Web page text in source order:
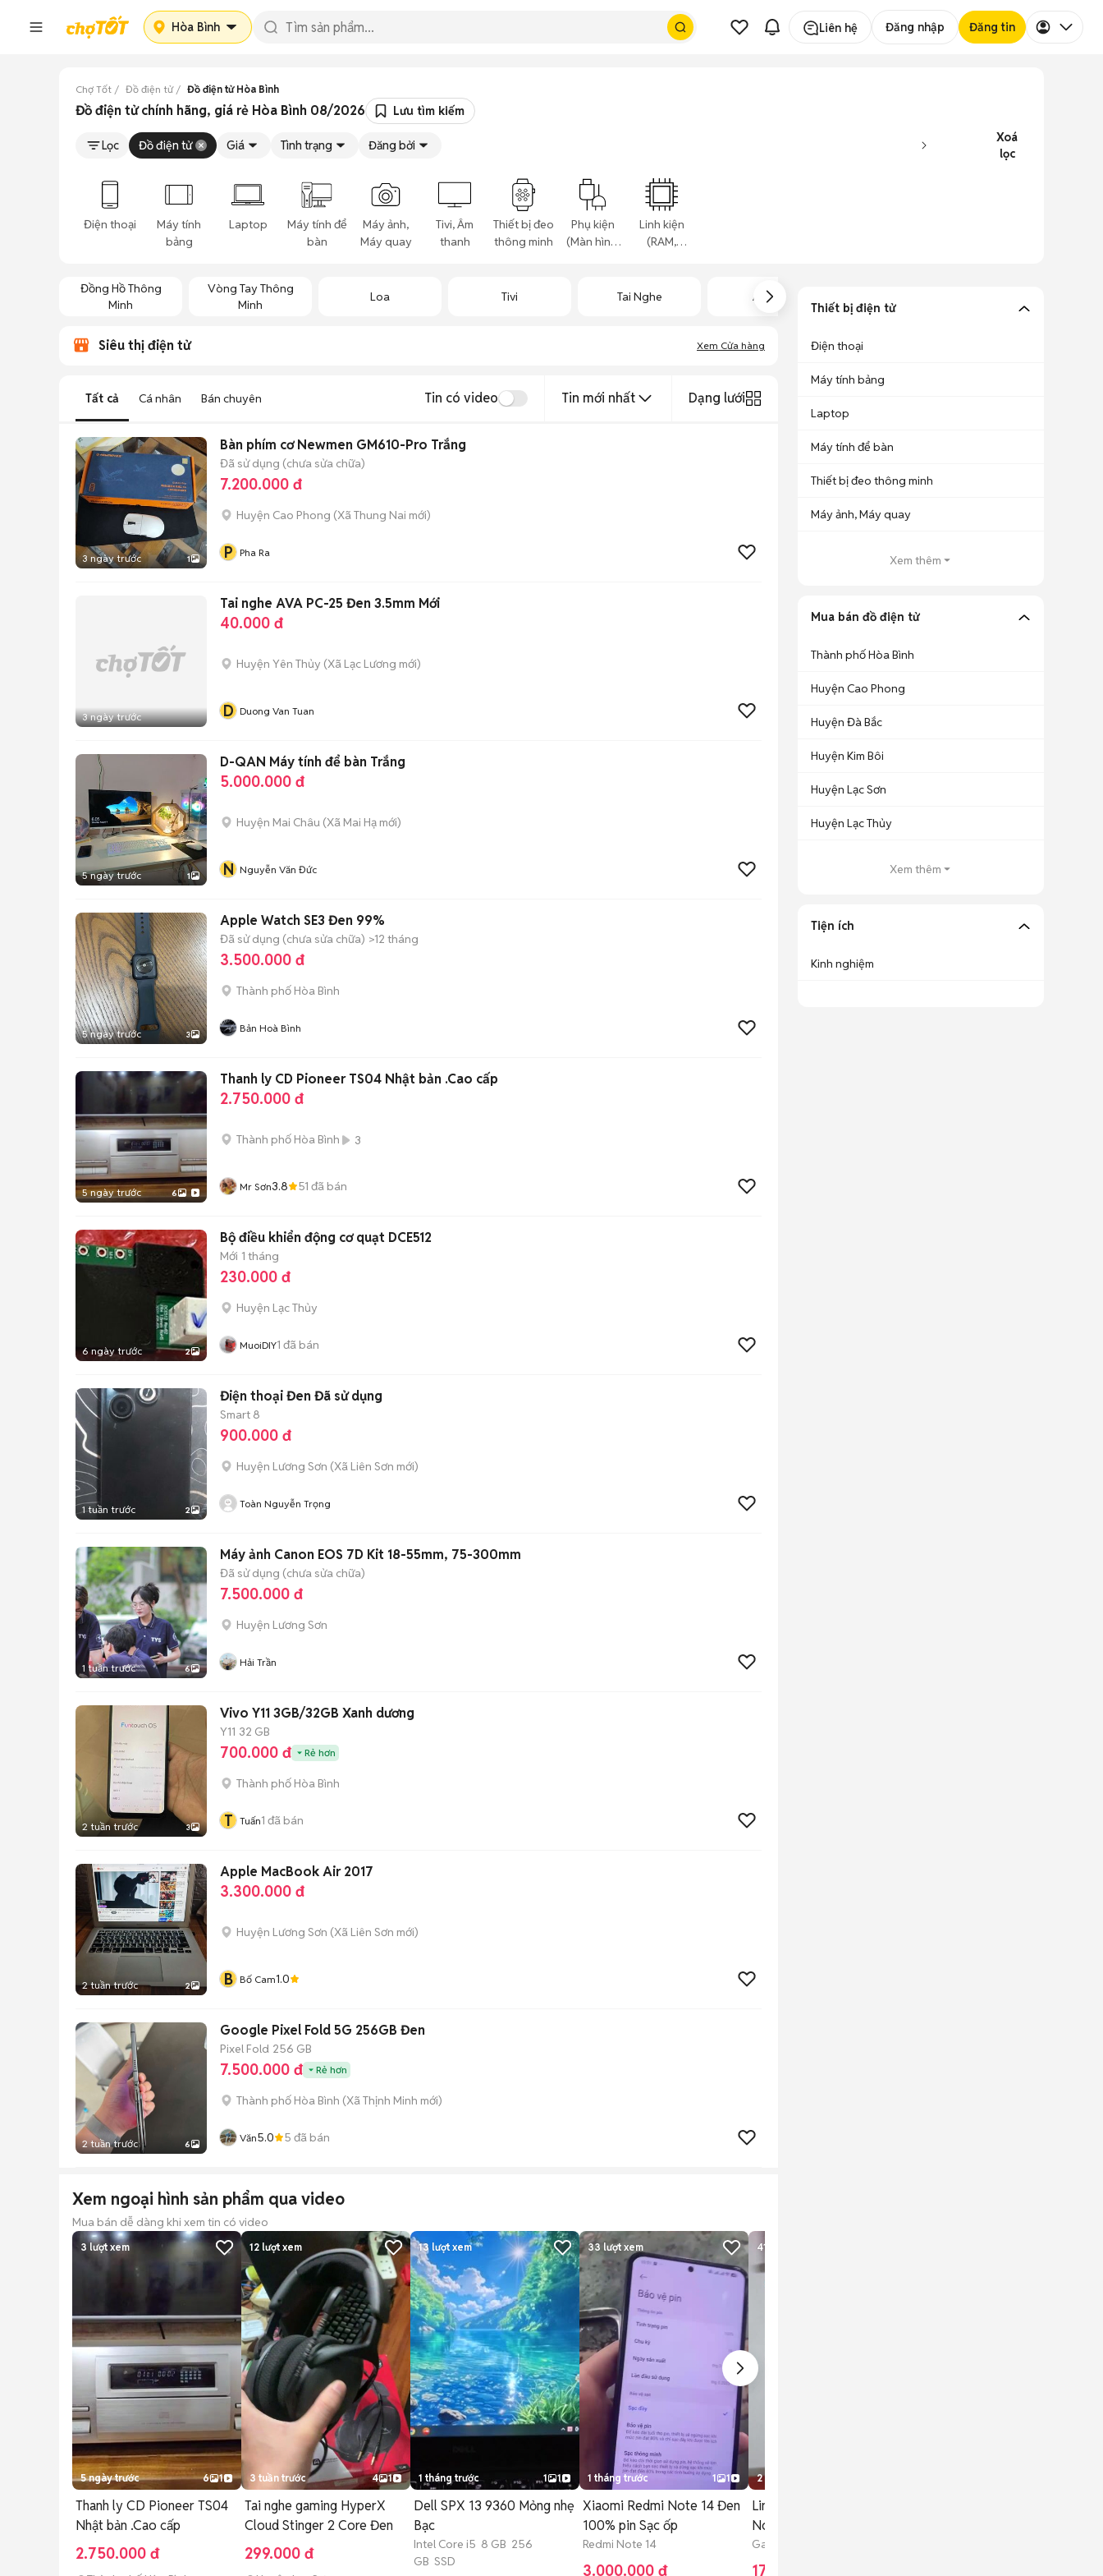
Hòa Bình Liên hệ Đăng nhập Đăng tin
Chợ Tốt Đồ điện tử Đồ điện tử Hòa Bình
Đồ điện tử chính hãng, giá rẻ Hòa Bình 08/2026 Lưu tìm kiếm
Lọc Đồ điện tử Giá Tình trạng Đăng bởi
Xoá
lọc
Điện thoại
Máy tính
bảng
Laptop
Máy tính để
bàn
Máy ảnh,
Máy quay
Tivi, Âm
thanh
Thiết bị đeo
thông minh
Phụ kiện
(Màn hình,
Linh kiện
(RAM,
Đồng Hồ Thông
Minh
Vòng Tay Thông
Minh
Loa Tivi Tai Nghe Amply
Siêu thị điện tử Xem Cửa hàng
Tất cả Cá nhân Bán chuyên Tin có video Tin mới nhất Dạng lưới
3 ngày trước 1
Bàn phím cơ Newmen GM610-Pro Trắng
Đã sử dụng (chưa sửa chữa)
7.200.000 đ
Huyện Cao Phong (Xã Thung Nai mới)
P Pha Ra
3 ngày trước
Tai nghe AVA PC-25 Đen 3.5mm Mới
40.000 đ
Huyện Yên Thủy (Xã Lạc Lương mới)
D Duong Van Tuan
5 ngày trước 1
D-QAN Máy tính để bàn Trắng
5.000.000 đ
Huyện Mai Châu (Xã Mai Hạ mới)
N Nguyễn Văn Đức
5 ngày trước 3
Apple Watch SE3 Đen 99%
Đã sử dụng (chưa sửa chữa) >12 tháng
3.500.000 đ
Thành phố Hòa Bình
Bản Hoà Bình
5 ngày trước 6
Thanh ly CD Pioneer TS04 Nhật bản .Cao cấp
2.750.000 đ
Thành phố Hòa Bình 3
Mr Sơn3.8 51 đã bán
6 ngày trước 2
Bộ điều khiển động cơ quạt DCE512
Mới 1 tháng
230.000 đ
Huyện Lạc Thủy
MuoiDIY1 đã bán
1 tuần trước 2
Điện thoại Đen Đã sử dụng
Smart 8
900.000 đ
Huyện Lương Sơn (Xã Liên Sơn mới)
Toàn Nguyễn Trọng
1 tuần trước 6
Máy ảnh Canon EOS 7D Kit 18-55mm, 75-300mm
Đã sử dụng (chưa sửa chữa)
7.500.000 đ
Huyện Lương Sơn
Hải Trần
2 tuần trước 3
Vivo Y11 3GB/32GB Xanh dương
Y11 32 GB
700.000 đ Rẻ hơn
Thành phố Hòa Bình
T Tuấn1 đã bán
2 tuần trước 2
Apple MacBook Air 2017
3.300.000 đ
Huyện Lương Sơn (Xã Liên Sơn mới)
B Bố Cam1.0
2 tuần trước 6
Google Pixel Fold 5G 256GB Đen
Pixel Fold 256 GB
7.500.000 đ Rẻ hơn
Thành phố Hòa Bình (Xã Thịnh Minh mới)
Văn5.0 5 đã bán
Xem ngoại hình sản phẩm qua video
Mua bán dễ dàng khi xem tin có video
3 lượt xem
5 ngày trước 6 1
Thanh ly CD Pioneer TS04
Nhật bản .Cao cấp
2.750.000 đ
12 lượt xem
3 tuần trước 4 1
Tai nghe gaming HyperX
Cloud Stinger 2 Core Đen
299.000 đ
13lượt xem
1 tháng trước 1 1
Dell SPX 13 9360 Mỏng nhẹ
Bạc
Intel Core i5 8 GB 256
GB SSD
33 lượt xem
1 tháng trước 1 1
Xiaomi Redmi Note 14 Đen
100% pin Sạc ốp
Redmi Note 14
3.000.000 đ
41
2 tháng trước
Linh kiện Samsung Galaxy
Note Edge chưa sửa chữa
Galaxy Note Edge
179.000 đ
Thiết bị điện tử
Điện thoại
Máy tính bảng
Laptop
Máy tính để bàn
Thiết bị đeo thông minh
Máy ảnh, Máy quay
Xem thêm
Mua bán đồ điện tử
Thành phố Hòa Bình
Huyện Cao Phong
Huyện Đà Bắc
Huyện Kim Bôi
Huyện Lạc Sơn
Huyện Lạc Thủy
Xem thêm
Tiện ích
Kinh nghiệm